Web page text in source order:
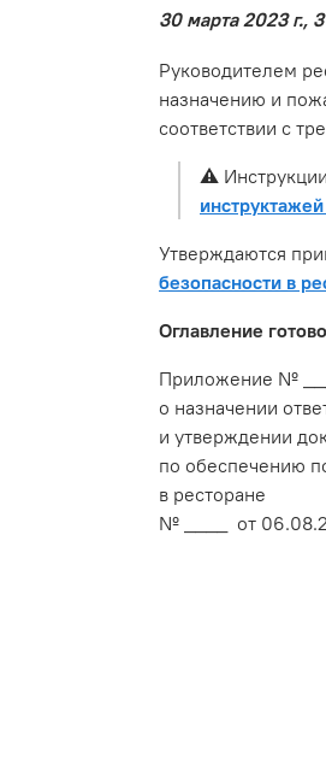
30 марта 2023 г.,
Руководителем
назначению и
соответствии с
⚠️
Утверждаются
безопасности в
Оглавление
Приложение №
о назначении
и утверждении
по обеспечению
в ресторане
№ ____ от